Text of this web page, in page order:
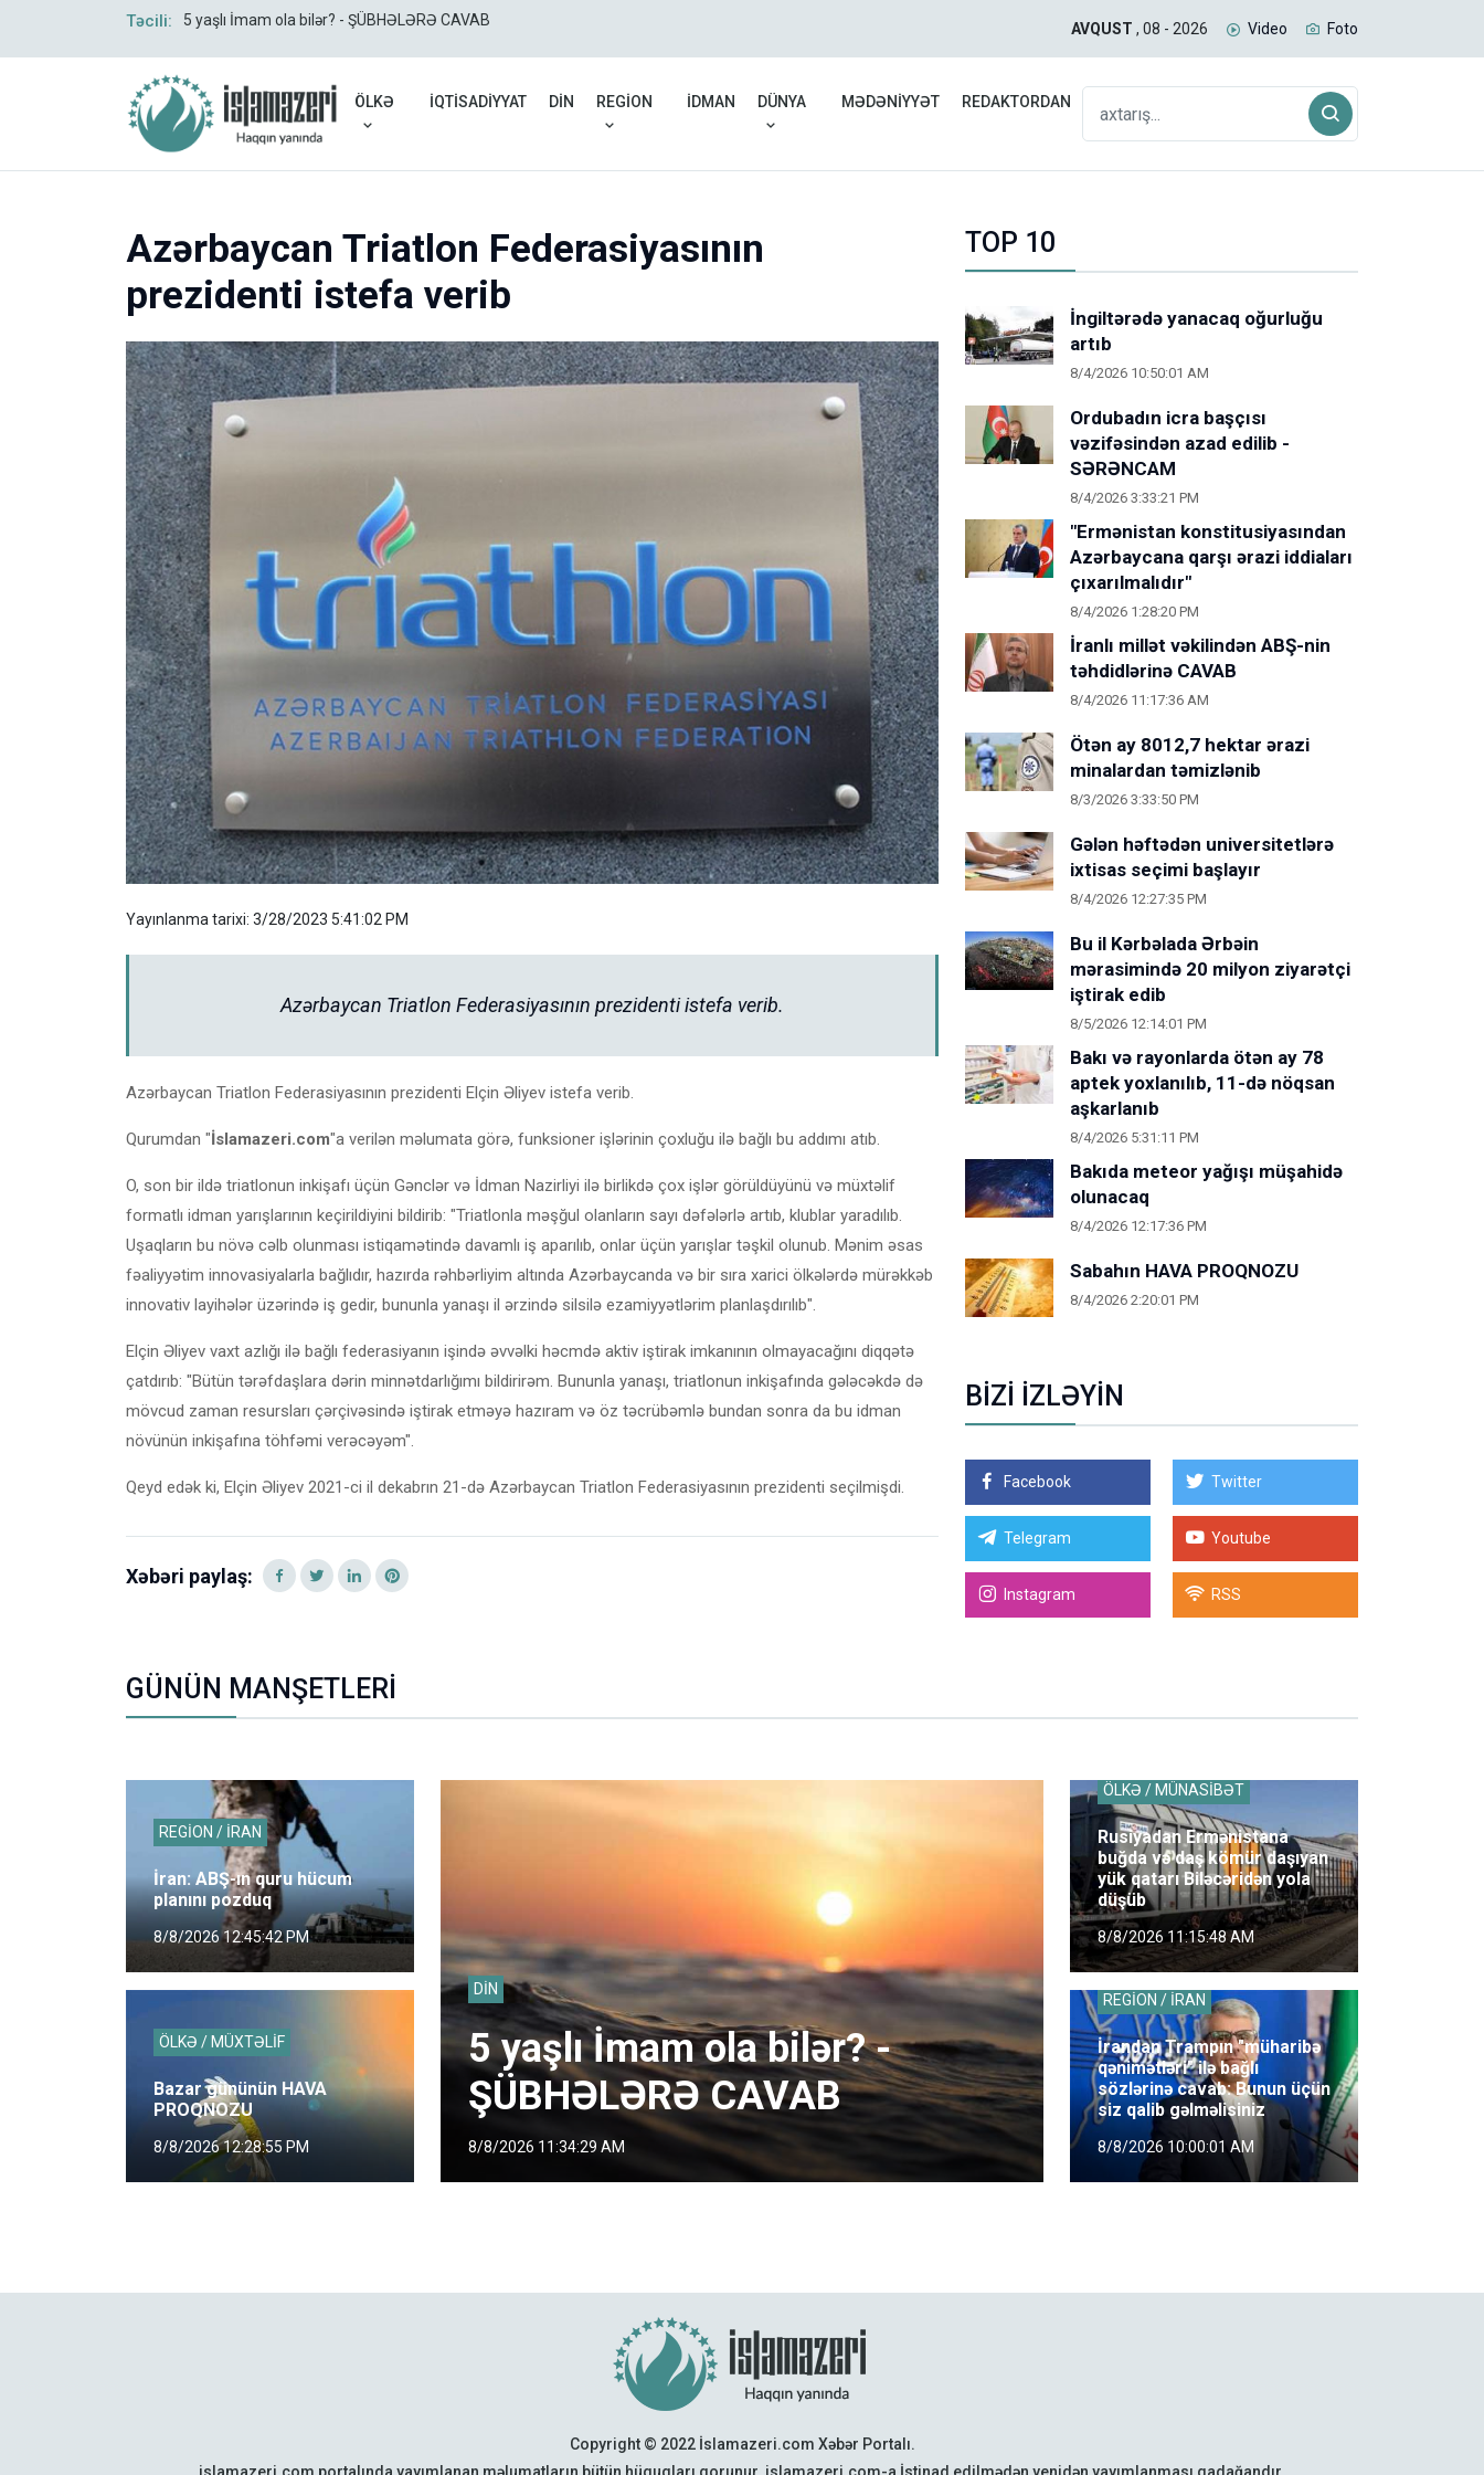
Təcili: 5 yaşlı İmam ola bilər? - ŞÜBHƏLƏRƏ CAVAB
Rusiyadan Ermənistana buğda və daş kömür daşıyan yük qatarı Biləcəridən yola
AVQUST , 08 - 2026 Video Foto
ÖLKƏ İQTİSADİYYAT DİN REGİON İDMAN DÜNYA MƏDƏNİYYƏT REDAKTORDAN
Azərbaycan Triatlon Federasiyasının
prezidenti istefa verib
Yayınlanma tarixi: 3/28/2023 5:41:02 PM
Azərbaycan Triatlon Federasiyasının prezidenti istefa verib.
Azərbaycan Triatlon Federasiyasının prezidenti Elçin Əliyev istefa verib.
Qurumdan "İslamazeri.com"a verilən məlumata görə, funksioner işlərinin çoxluğu ilə bağlı bu addımı atıb.
O, son bir ildə triatlonun inkişafı üçün Gənclər və İdman Nazirliyi ilə birlikdə çox işlər görüldüyünü və müxtəlif
formatlı idman yarışlarının keçirildiyini bildirib: "Triatlonla məşğul olanların sayı dəfələrlə artıb, klublar yaradılıb.
Uşaqların bu növə cəlb olunması istiqamətində davamlı iş aparılıb, onlar üçün yarışlar təşkil olunub. Mənim əsas
fəaliyyətim innovasiyalarla bağlıdır, hazırda rəhbərliyim altında Azərbaycanda və bir sıra xarici ölkələrdə mürəkkəb
innovativ layihələr üzərində iş gedir, bununla yanaşı il ərzində silsilə ezamiyyətlərim planlaşdırılıb".
Elçin Əliyev vaxt azlığı ilə bağlı federasiyanın işində əvvəlki həcmdə aktiv iştirak imkanının olmayacağını diqqətə
çatdırıb: "Bütün tərəfdaşlara dərin minnətdarlığımı bildirirəm. Bununla yanaşı, triatlonun inkişafında gələcəkdə də
mövcud zaman resursları çərçivəsində iştirak etməyə hazıram və öz təcrübəmlə bundan sonra da bu idman
növünün inkişafına töhfəmi verəcəyəm".
Qeyd edək ki, Elçin Əliyev 2021-ci il dekabrın 21-də Azərbaycan Triatlon Federasiyasının prezidenti seçilmişdi.
Xəbəri paylaş:
TOP 10
İngiltərədə yanacaq oğurluğu
artıb
8/4/2026 10:50:01 AM
Ordubadın icra başçısı
vəzifəsindən azad edilib -
SƏRƏNCAM
8/4/2026 3:33:21 PM
"Ermənistan konstitusiyasından
Azərbaycana qarşı ərazi iddiaları
çıxarılmalıdır"
8/4/2026 1:28:20 PM
İranlı millət vəkilindən ABŞ-nin
təhdidlərinə CAVAB
8/4/2026 11:17:36 AM
Ötən ay 8012,7 hektar ərazi
minalardan təmizlənib
8/3/2026 3:33:50 PM
Gələn həftədən universitetlərə
ixtisas seçimi başlayır
8/4/2026 12:27:35 PM
Bu il Kərbəlada Ərbəin
mərasimində 20 milyon ziyarətçi
iştirak edib
8/5/2026 12:14:01 PM
Bakı və rayonlarda ötən ay 78
aptek yoxlanılıb, 11-də nöqsan
aşkarlanıb
8/4/2026 5:31:11 PM
Bakıda meteor yağışı müşahidə
olunacaq
8/4/2026 12:17:36 PM
Sabahın HAVA PROQNOZU
8/4/2026 2:20:01 PM
BİZİ İZLƏYİN
Facebook Twitter
Telegram Youtube
Instagram RSS
GÜNÜN MANŞETLERİ
REGİON / İRAN
İran: ABŞ-ın quru hücum
planını pozduq
8/8/2026 12:45:42 PM
ÖLKƏ / MÜXTƏLİF
Bazar gününün HAVA
PROQNOZU
8/8/2026 12:28:55 PM
DİN
5 yaşlı İmam ola bilər? -
ŞÜBHƏLƏRƏ CAVAB
8/8/2026 11:34:29 AM
ÖLKƏ / MÜNASİBƏT
Rusiyadan Ermənistana
buğda və daş kömür daşıyan
yük qatarı Biləcəridən yola
düşüb
8/8/2026 11:15:48 AM
REGİON / İRAN
İrandan Trampın "müharibə
qənimətləri" ilə bağlı
sözlərinə cavab: Bunun üçün
siz qalib gəlməlisiniz
8/8/2026 10:00:01 AM
Copyright © 2022 İslamazeri.com Xəbər Portalı.
islamazeri.com portalında yayımlanan məlumatların bütün hüquqları qorunur. islamazeri.com-a İstinad edilmədən yenidən yayımlanması qadağandır.